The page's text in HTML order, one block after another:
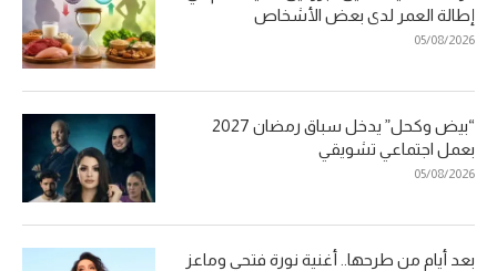
إطالة العمر لدى بعض الأشخاص
05/08/2026
“بيض وكحل” يدخل سباق رمضان 2027
بعمل اجتماعي تشويقي
05/08/2026
بعد أيام من طرحها.. أغنية نورة فتحي وماعز